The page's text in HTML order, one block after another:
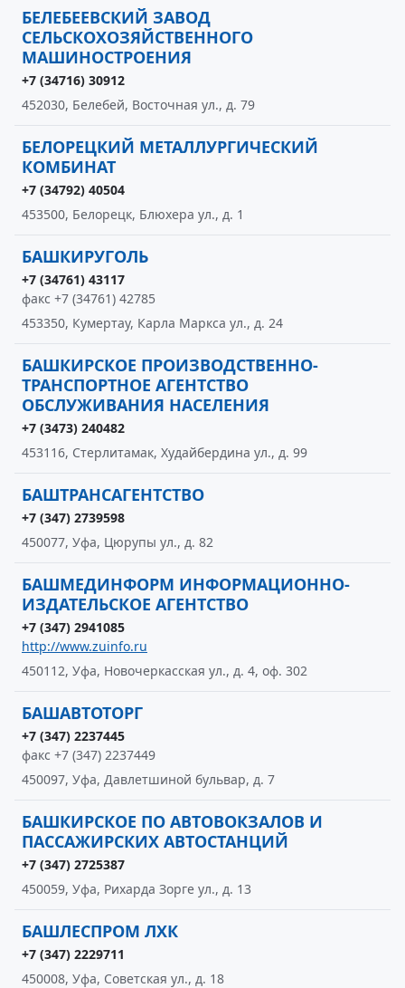
БЕЛЕБЕЕВСКИЙ ЗАВОД
СЕЛЬСКОХОЗЯЙСТВЕННОГО
МАШИНОСТРОЕНИЯ
+7 (34716) 30912
452030, Белебей, Восточная ул., д. 79
БЕЛОРЕЦКИЙ МЕТАЛЛУРГИЧЕСКИЙ
КОМБИНАТ
+7 (34792) 40504
453500, Белорецк, Блюхера ул., д. 1
БАШКИРУГОЛЬ
+7 (34761) 43117
факс +7 (34761) 42785
453350, Кумертау, Карла Маркса ул., д. 24
БАШКИРСКОЕ ПРОИЗВОДСТВЕННО-
ТРАНСПОРТНОЕ АГЕНТСТВО
ОБСЛУЖИВАНИЯ НАСЕЛЕНИЯ
+7 (3473) 240482
453116, Стерлитамак, Худайбердина ул., д. 99
БАШТРАНСАГЕНТСТВО
+7 (347) 2739598
450077, Уфа, Цюрупы ул., д. 82
БАШМЕДИНФОРМ ИНФОРМАЦИОННО-
ИЗДАТЕЛЬСКОЕ АГЕНТСТВО
+7 (347) 2941085
http://www.zuinfo.ru
450112, Уфа, Новочеркасская ул., д. 4, оф. 302
БАШАВТОТОРГ
+7 (347) 2237445
факс +7 (347) 2237449
450097, Уфа, Давлетшиной бульвар, д. 7
БАШКИРСКОЕ ПО АВТОВОКЗАЛОВ И
ПАССАЖИРСКИХ АВТОСТАНЦИЙ
+7 (347) 2725387
450059, Уфа, Рихарда Зорге ул., д. 13
БАШЛЕСПРОМ ЛХК
+7 (347) 2229711
450008, Уфа, Советская ул., д. 18